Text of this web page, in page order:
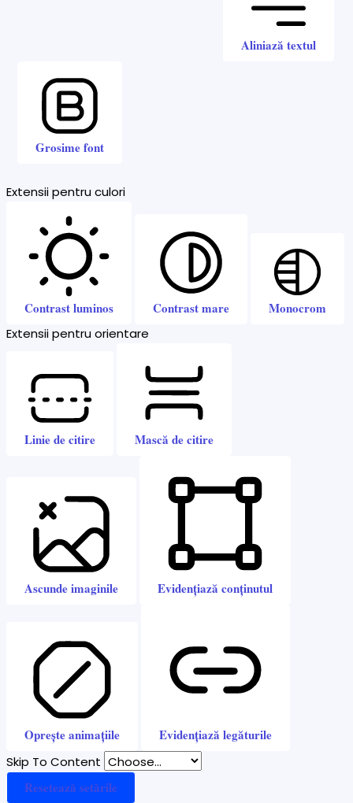
Aliniază textul
Grosime font
Extensii pentru culori
Contrast luminos Contrast mare Monocrom
Extensii pentru orientare
Linie de citire Mască de citire
Ascunde imaginile Evidențiază conținutul
Oprește animațiile Evidențiază legăturile
Skip To Content
Resetează setările